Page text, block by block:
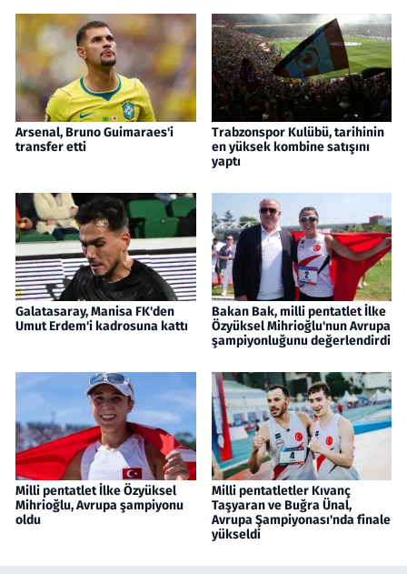
Arsenal, Bruno Guimaraes'i
transfer etti
Trabzonspor Kulübü, tarihinin
en yüksek kombine satışını
yaptı
Galatasaray, Manisa FK'den
Umut Erdem'i kadrosuna kattı
Bakan Bak, milli pentatlet İlke
Özyüksel Mihrioğlu'nun Avrupa
şampiyonluğunu değerlendirdi
Milli pentatlet İlke Özyüksel
Mihrioğlu, Avrupa şampiyonu
oldu
Milli pentatletler Kıvanç
Taşyaran ve Buğra Ünal,
Avrupa Şampiyonası'nda finale
yükseldi